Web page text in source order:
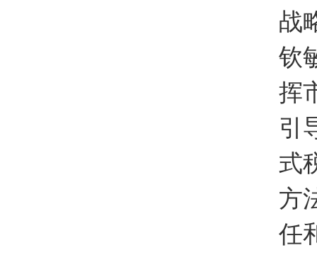
战
钦
挥
引
式
方
任